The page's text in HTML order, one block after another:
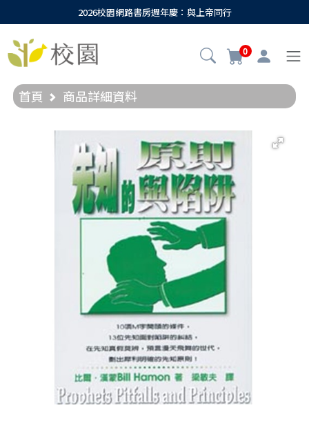
2026校園網路書房週年慶：與上帝同行
0
首頁 商品詳細資料